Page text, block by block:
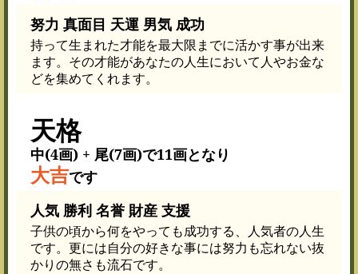
努力 真面目 天運 男気 成功
持って生まれた才能を最大限までに活かす事が出来
ます。その才能があなたの人生において人やお金な
どを集めてくれます。
天格
中(4画) + 尾(7画)で11画となり
大吉です
人気 勝利 名誉 財産 支援
子供の頃から何をやっても成功する、人気者の人生
です。更には自分の好きな事には努力も忘れない抜
かりの無さも流石です。